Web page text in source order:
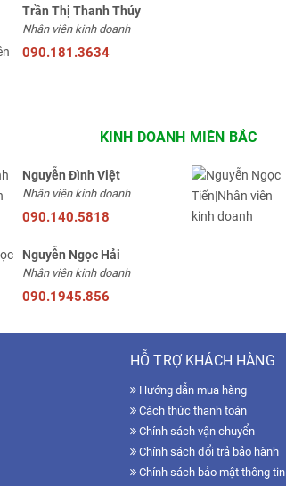
Trần Thị Thanh Thúy
Nhân viên kinh doanh
090.181.3634
KINH DOANH MIỀN BẮC
Nguyễn Đình Việt
Nhân viên kinh doanh
090.140.5818
Nguyễn Ngọc Hải
Nhân viên kinh doanh
090.1945.856
HỖ TRỢ KHÁCH HÀNG
Hướng dẫn mua hàng
Cách thức thanh toán
Chính sách vận chuyển
Chính sách đổi trả bảo hành
Chính sách bảo mật thông tin